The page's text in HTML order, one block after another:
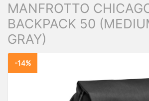
MANFROTTO
BACKPACK 50
GRAY)
-14%